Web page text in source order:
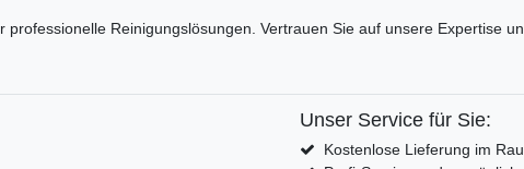
Reinigungslösungen. Vertrauen Sie auf unsere Expertise
Unser Service für Sie:
Kostenlose Lieferung im